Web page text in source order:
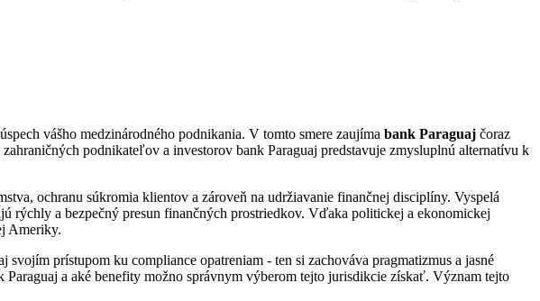
vášho medzinárodného podnikania. V tomto smere zaujíma bank Paraguaj čoraz
podnikateľov a investorov bank Paraguaj predstavuje zmysluplnú alternatívu k
ochranu súkromia klientov a zároveň na udržiavanie finančnej disciplíny. Vyspelá
rýchly a bezpečný presun finančných prostriedkov. Vďaka politickej a ekonomickej
Ameriky.
svojím prístupom ku compliance opatreniam - ten si zachováva pragmatizmus a jasné
a aké benefity možno správnym výberom tejto jurisdikcie získať. Význam tejto